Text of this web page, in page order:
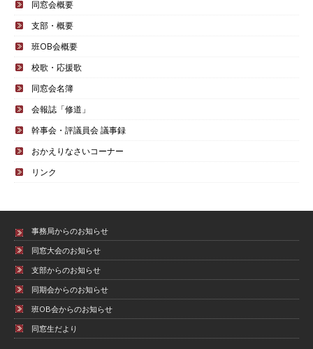
同窓会概要
支部・概要
班OB会概要
校歌・応援歌
同窓会名簿
会報誌「修道」
幹事会・評議員会 議事録
おかえりなさいコーナー
リンク
事務局からのお知らせ
同窓大会のお知らせ
支部からのお知らせ
同期会からのお知らせ
班OB会からのお知らせ
同窓生だより